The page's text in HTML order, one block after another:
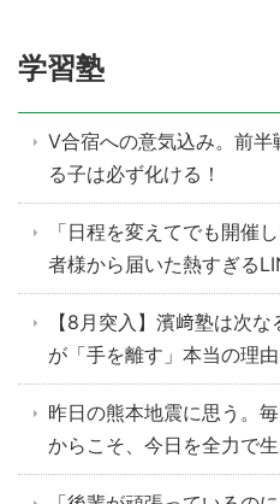
学習塾
V合宿への意気込み。前半
る子は必ず化ける！
「日程を変えてでも開催
者様から届いた熱すぎる
【8月突入】濱﨑塾は次
が「手を離す」本当の理
昨日の熊本地震に思う。
からこそ、今日を全力で